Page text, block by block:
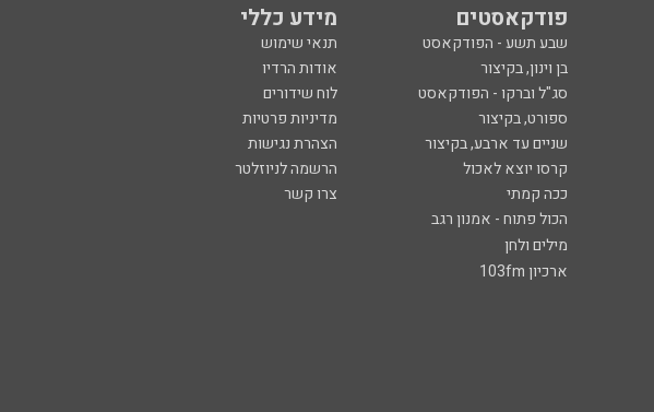
פודקאסטים מידע כללי
שבע תשע - הפודקאסט
תנאי שימוש
בן וינון, בקיצור
אודות הרדיו
סג"ל וברקו - הפודקאסט
לוח שידורים
ספורט, בקיצור
מדיניות פרטיות
שניים עד ארבע, בקיצור
הצהרת נגישות
קרסו יוצא לאכול
הרשמה לניוזלטר
ככה קמתי
צרו קשר
הכול פתוח - אמנון רגב
מילים ולחן
ארכיון 103fm